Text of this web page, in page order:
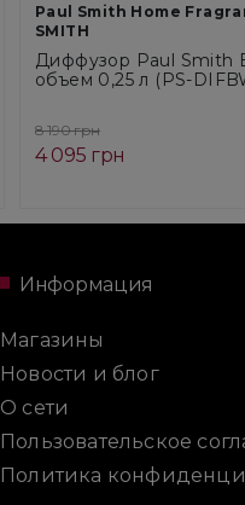
Paul Smith Home
SMITH
Диффузор Paul Smith
объем 0,25 л (PS-
8 190 грн
4 095 грн
Информация
Магазины
Новости и блог
О сети
Пользовательское
Политика